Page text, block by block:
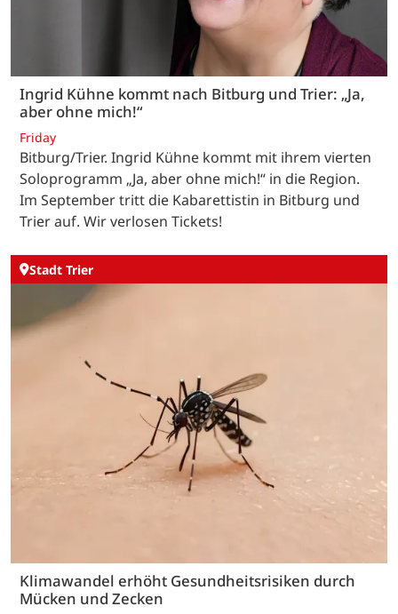
Ingrid Kühne kommt nach Bitburg und Trier: „Ja,
aber ohne mich!“
Friday
Bitburg/Trier. Ingrid Kühne kommt mit ihrem vierten
Soloprogramm „Ja, aber ohne mich!“ in die Region.
Im September tritt die Kabarettistin in Bitburg und
Trier auf. Wir verlosen Tickets!
Stadt Trier
Klimawandel erhöht Gesundheitsrisiken durch
Mücken und Zecken